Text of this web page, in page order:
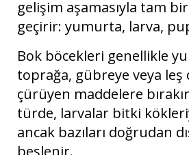
gelişim aşamasıyla tam
geçirir: yumurta, larva,
Bok böcekleri genellikle
toprağa, gübreye veya leş
çürüyen maddelere
türde, larvalar bitki
ancak bazıları doğrudan
beslenir.